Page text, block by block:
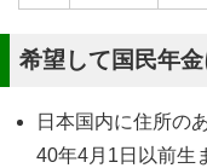
希望して国民年
日本国内に住所の
40年4月1日以前生